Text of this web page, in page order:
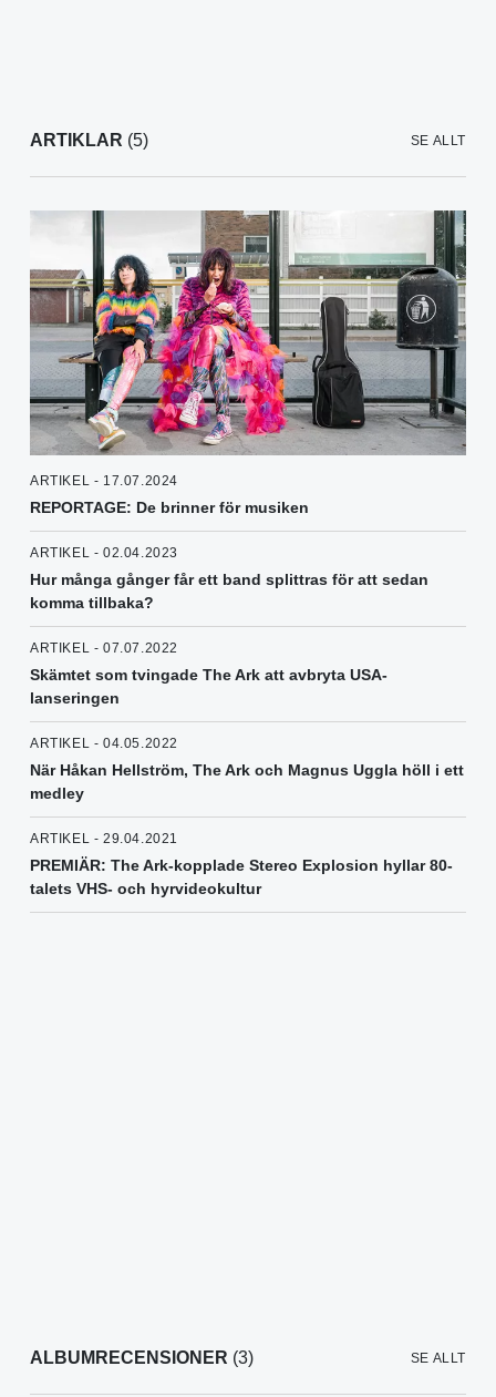
ARTIKLAR (5) SE ALLT
ARTIKEL - 17.07.2024
REPORTAGE: De brinner för musiken
ARTIKEL - 02.04.2023
Hur många gånger får ett band splittras för att sedan
komma tillbaka?
ARTIKEL - 07.07.2022
Skämtet som tvingade The Ark att avbryta USA-
lanseringen
ARTIKEL - 04.05.2022
När Håkan Hellström, The Ark och Magnus Uggla höll i ett
medley
ARTIKEL - 29.04.2021
PREMIÄR: The Ark-kopplade Stereo Explosion hyllar 80-
talets VHS- och hyrvideokultur
ALBUMRECENSIONER (3) SE ALLT